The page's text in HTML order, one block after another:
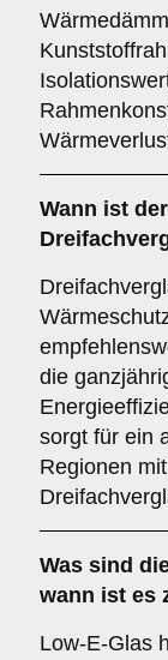
Wann ist
die
sorgt für ein
Regionen
Was sind
wann ist es
Low-E-Glas